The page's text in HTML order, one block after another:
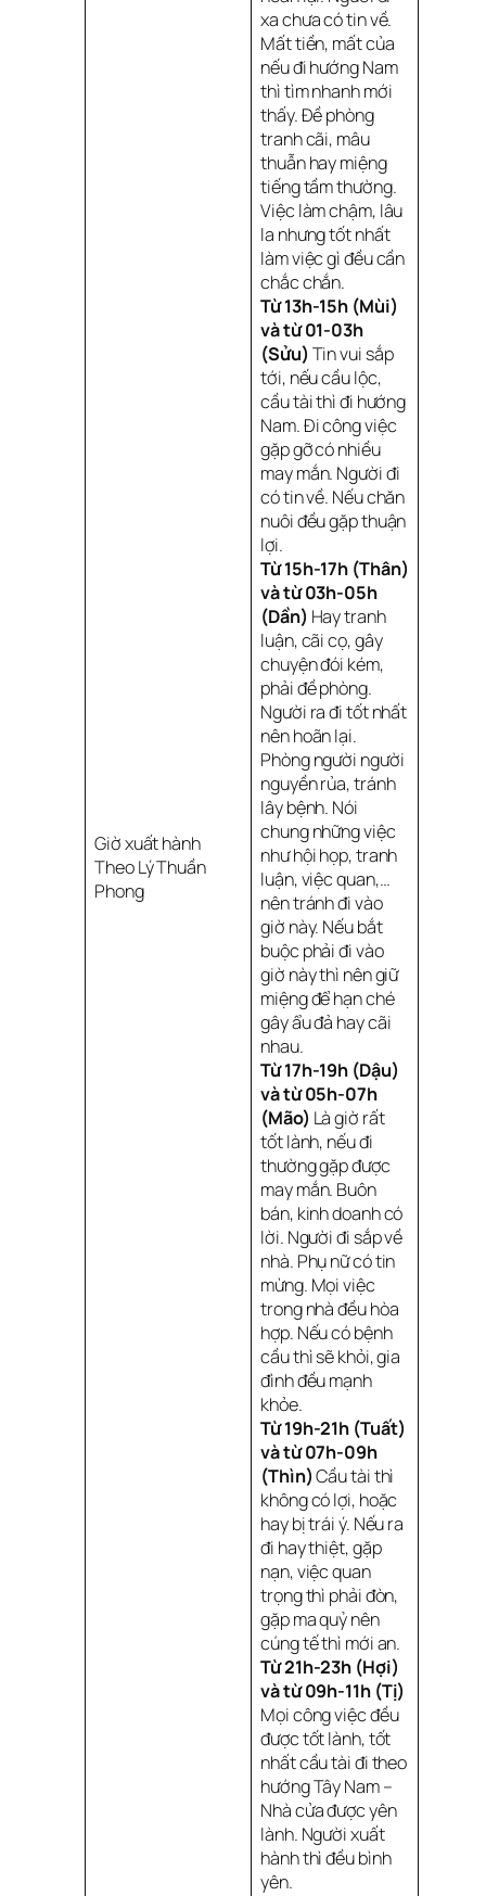
Giờ xuất hành
Theo Lý Thuần
Phong
xa chưa có tin về.
Mất tiền, mất của
nếu đi hướng Nam
thì tìm nhanh mới
thấy. Đề phòng
tranh cãi, mâu
thuẫn hay miệng
tiếng tầm thường.
Việc làm chậm, lâu
la nhưng tốt nhất
làm việc gì đều cần
chắc chắn.
Từ 13h-15h (Mùi)
và từ 01-03h
(Sửu) Tin vui sắp
tới, nếu cầu lộc,
cầu tài thì đi hướng
Nam. Đi công việc
gặp gỡ có nhiều
may mắn. Người đi
có tin về. Nếu chăn
nuôi đều gặp thuận
lợi.
Từ 15h-17h (Thân)
và từ 03h-05h
(Dần) Hay tranh
luận, cãi cọ, gây
chuyện đói kém,
phải đề phòng.
Người ra đi tốt nhất
nên hoãn lại.
Phòng người người
nguyền rủa, tránh
lây bệnh. Nói
chung những việc
như hội họp, tranh
luận, việc quan,…
nên tránh đi vào
giờ này. Nếu bắt
buộc phải đi vào
giờ này thì nên giữ
miệng để hạn ché
gây ẩu đả hay cãi
nhau.
Từ 17h-19h (Dậu)
và từ 05h-07h
(Mão) Là giờ rất
tốt lành, nếu đi
thường gặp được
may mắn. Buôn
bán, kinh doanh có
lời. Người đi sắp về
nhà. Phụ nữ có tin
mừng. Mọi việc
trong nhà đều hòa
hợp. Nếu có bệnh
cầu thì sẽ khỏi, gia
đình đều mạnh
khỏe.
Từ 19h-21h (Tuất)
và từ 07h-09h
(Thìn)Cầu tài thì
không có lợi, hoặc
hay bị trái ý. Nếu ra
đi hay thiệt, gặp
nạn, việc quan
trọng thì phải đòn,
gặp ma quỷ nên
cúng tế thì mới an.
Từ 21h-23h (Hợi)
và từ 09h-11h (Tị)
Mọi công việc đều
được tốt lành, tốt
nhất cầu tài đi theo
hướng Tây Nam –
Nhà cửa được yên
lành. Người xuất
hành thì đều bình
yên.